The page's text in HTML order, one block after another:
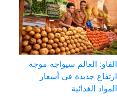
الفاو: العالم سيواجه موجة
ارتفاع جديدة في أسعار
المواد الغذائية